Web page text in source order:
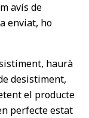
avís de
enviat, ho
haurà
desistiment,
el producte
perfecte estat